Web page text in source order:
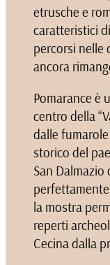
etrusche e
caratteristici
percorsi nelle
ancora
Pomarance è
centro della
dalle
storico del
San Dalmazio
la mostra
reperti
Cecina dalla